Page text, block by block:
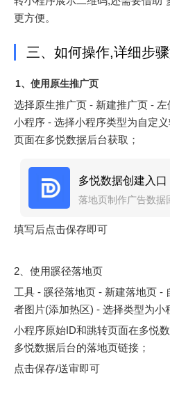
更方便。
三、如何操作,详细步
1、使用原生推广页
选择原生推广页 - 新建推广页 -
小程序 - 选择小程序类型为自定
页面在多悦数据后台获取；
多悦数据创建入口
落地页制作广告数据
填写后点击保存即可
2、使用蹊径落地页
工具 - 蹊径落地页 - 新建落地页 -
者图片(添加热区) - 选择类型为小
小程序原始ID和跳转页面在多悦
多悦数据后台的落地页链接；
点击保存/送审即可